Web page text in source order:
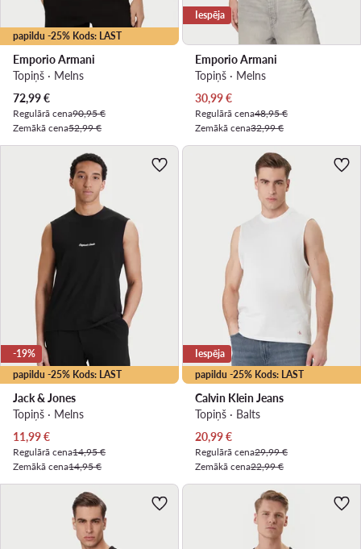
papildu -25% Kods: LAST
Emporio Armani
Topiņš · Melns
Pašreizējā cena
72,99€
Regulārā cena90,95 €
Zemākā cena52,99 €
Iespēja
Emporio Armani
Topiņš · Melns
Pašreizējā cena
30,99€
Regulārā cena48,95 €
Zemākā cena32,99 €
papildu -25% Kods: LAST
-19%
Jack & Jones
Topiņš · Melns
Pašreizējā cena
11,99€
Regulārā cena14,95 €
Zemākā cena14,95 €
papildu -25% Kods: LAST
Iespēja
Calvin Klein Jeans
Topiņš · Balts
Pašreizējā cena
20,99€
Regulārā cena29,99 €
Zemākā cena22,99 €